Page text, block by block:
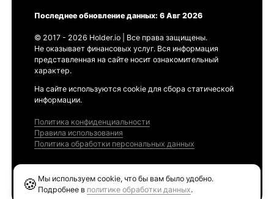
Последнее обновление данных: 6 Авг 2026
© 2017 - 2026 Holder.io | Все права защищены.
Не оказывает финансовых услуг. Вся информация
представленная на сайте носит ознакомительный
характер.
На сайте используются cookie для сбора статической
информации.
Политика конфиденциальности
Правила использования
Политика обработки персональных данных
🍪 Мы используем cookie, что бы вам было удобно.
Подробнее в политике обработки данных.
Ethereum GAS Tracker